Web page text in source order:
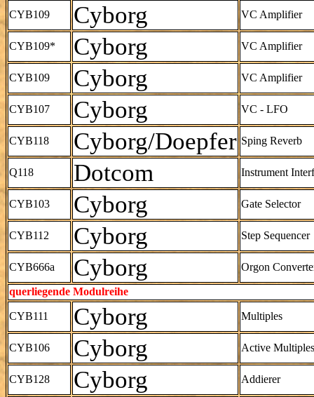
CYB109 Cyborg VC Amplifier
CYB109* Cyborg VC Amplifier
CYB109 Cyborg VC Amplifier
CYB107 Cyborg VC - LFO
CYB118 Cyborg/Doepfer Sping Reverb
Q118 Dotcom Instrument
CYB103 Cyborg Gate Selector
CYB112 Cyborg Step Sequencer
CYB666a Cyborg Orgon
querliegende Modulreihe
CYB111 Cyborg Multiples
CYB106 Cyborg Active Multiples
CYB128 Cyborg Addierer